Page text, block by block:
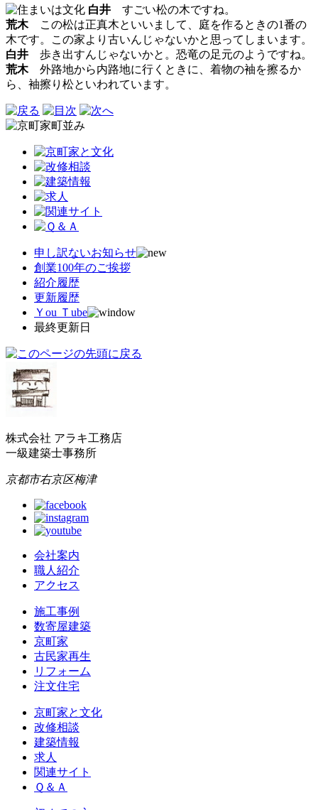
白井 すごい松の木ですね。
荒木この松は正真木といいまして、庭を作るときの1番の
木です。この家より古いんじゃないかと思ってしまいます。
白井 歩き出すんじゃないかと。恐竜の足元のようですね。
荒木外路地から内路地に行くときに、着物の袖を擦るか
ら、袖擦り松といわれています。
申し訳ないお知らせ
創業100年のご挨拶
紹介履歴
更新履歴
Ｙou Ｔube
最終更新日
株式会社 アラキ工務店
一級建築士事務所
京都市右京区梅津
会社案内
職人紹介
アクセス
施工事例
数寄屋建築
京町家
古民家再生
リフォーム
注文住宅
京町家と文化
改修相談
建築情報
求人
関連サイト
Ｑ＆Ａ